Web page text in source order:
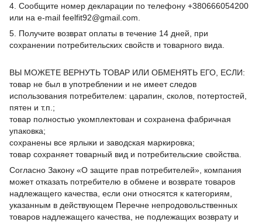
4. Сообщите номер декларации по телефону +380666054200
или на e-mail feelfit92@gmail.com.
5. Получите возврат оплаты в течение 14 дней, при
сохранении потребительских свойств и товарного вида.
ВЫ МОЖЕТЕ ВЕРНУТЬ ТОВАР ИЛИ ОБМЕНЯТЬ ЕГО, ЕСЛИ:
товар не был в употреблении и не имеет следов
использования потребителем: царапин, сколов, потертостей,
пятен и т.п.;
товар полностью укомплектован и сохранена фабричная
упаковка;
сохранены все ярлыки и заводская маркировка;
товар сохраняет товарный вид и потребительские свойства.
Согласно Закону «О защите прав потребителей», компания
может отказать потребителю в обмене и возврате товаров
надлежащего качества, если они относятся к категориям,
указанным в действующем Перечне непродовольственных
товаров надлежащего качества, не подлежащих возврату и